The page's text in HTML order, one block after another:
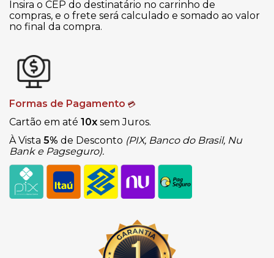
Insira o CEP do destinatário no carrinho de
compras, e o frete será calculado e somado ao valor
no final da compra.
Formas de Pagamento 💳
Cartão em até 10x sem Juros.
À Vista 5% de Desconto (PIX, Banco do Brasil, Nu
Bank e Pagseguro).